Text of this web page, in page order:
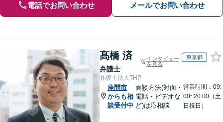
電話でお問い合わせ メールでお問い合わせ
髙橋 済
弁護士
インタビュー
を見る
東京都
弁護士法人THP
座間市
からも相
談受付中
面談方法(対面・
電話・ビデオな
ど)は応相談
営業時間：09:
00~20:00（土
日祝日）